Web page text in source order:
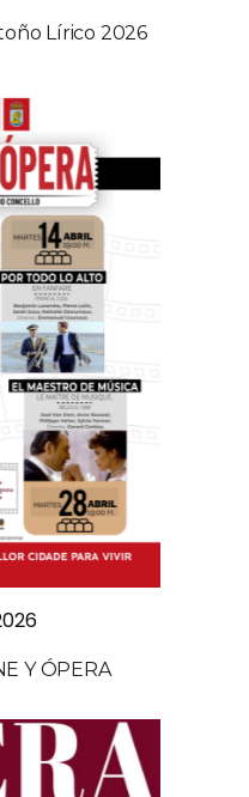
Lírico 2026
Y ÓPERA